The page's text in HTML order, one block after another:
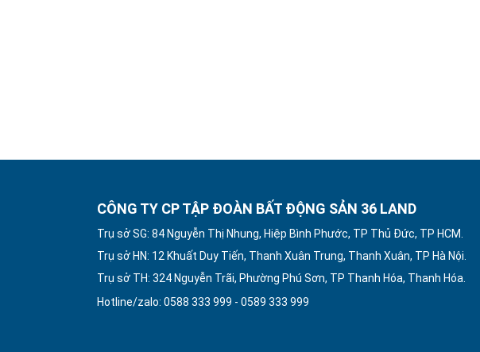
CÔNG TY CP TẬP ĐOÀN BẤT ĐỘNG SẢN 36 LAND
Trụ sở SG: 84 Nguyễn Thị Nhung, Hiệp Bình Phước, TP Thủ Đức, TP HCM.
Trụ sở HN: 12 Khuất Duy Tiến, Thanh Xuân Trung, Thanh Xuân, TP Hà Nội.
Trụ sở TH: 324 Nguyễn Trãi, Phường Phú Sơn, TP Thanh Hóa, Thanh Hóa.
Hotline/zalo: 0588 333 999 - 0589 333 999